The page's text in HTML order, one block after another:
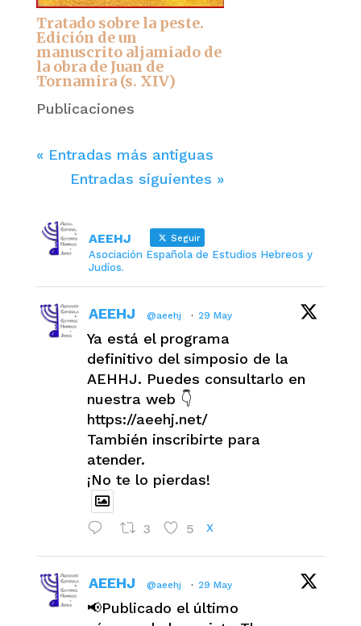
Tratado sobre la peste.
Edición de un
manuscrito aljamiado de
la obra de Juan de
Tornamira (s. XIV)
Publicaciones
« Entradas más antiguas
Entradas siguientes »
AEEHJ Seguir
Asociación Española de Estudios Hebreos y
Judíos.
AEEHJ @aeehj · 29 May
Ya está el programa
definitivo del simposio de la
AEHHJ. Puedes consultarlo en
nuestra web 👇
https://aeehj.net/
También inscribirte para
atender.
¡No te lo pierdas!
3 5 X
AEEHJ @aeehj · 29 May
📢Publicado el último